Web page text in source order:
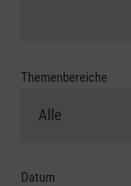
Themenbereiche
Datum